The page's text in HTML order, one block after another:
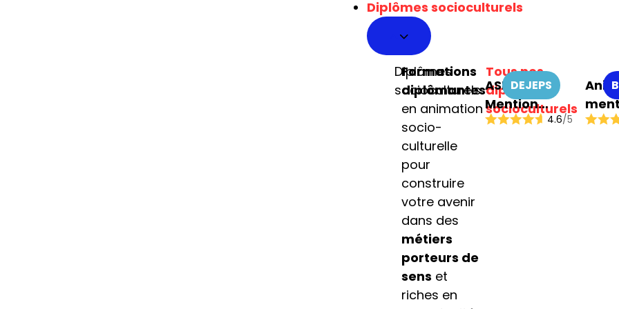
pour tous
Diplômes socioculturels
Diplômes
socioculturels
Formations
diplômantes
en animation
socio-
culturelle
pour
construire
votre avenir
dans des
métiers
porteurs de
sens et
riches en
Tous nos
diplômes
socioculturels
DEJEPS
ASEC
Mention
Coordination
4.6/5